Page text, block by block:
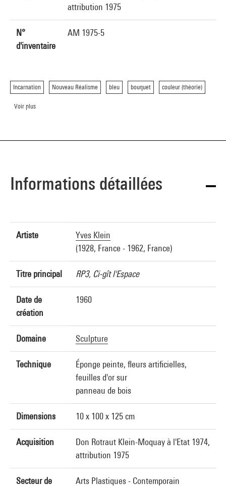
attribution 1975
N°
d'inventaire
AM 1975-5
Incarnation Nouveau Réalisme bleu bouquet couleur (théorie)
Voir plus
Informations détaillées
Artiste
Yves Klein
(1928, France - 1962, France)
Titre principal RP3, Ci-gît l'Espace
Date de
création
1960
Domaine Sculpture
Technique
Éponge peinte, fleurs artificielles,
feuilles d'or sur
panneau de bois
Dimensions 10 x 100 x 125 cm
Acquisition
Don Rotraut Klein-Moquay à l'Etat 1974,
attribution 1975
Secteur de
Arts Plastiques - Contemporain